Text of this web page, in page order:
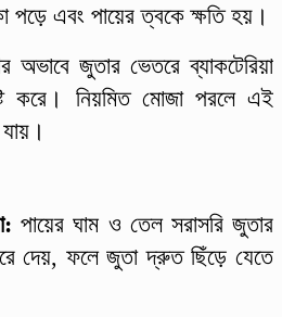
পড়ে এবং পায়ের ত্বকে ক্ষতি হয়।
অভাবে জুতার ভেতরে ব্যাকটেরিয়া
করে। নিয়মিত মোজা পরলে এই
পায়ের ঘাম ও তেল সরাসরি জুতার
দেয়, ফলে জুতা দ্রুত ছিঁড়ে যেতে